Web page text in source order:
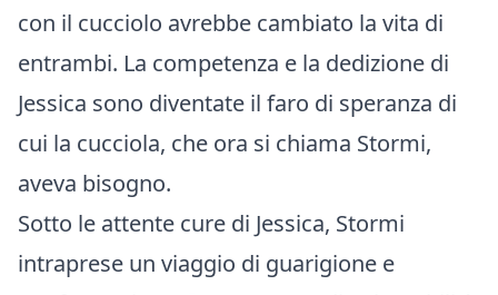
con il cucciolo avrebbe cambiato la vita di
entrambi. La competenza e la dedizione di
Jessica sono diventate il faro di speranza di
cui la cucciola, che ora si chiama Stormi,
aveva bisogno.
Sotto le attente cure di Jessica, Stormi
intraprese un viaggio di guarigione e